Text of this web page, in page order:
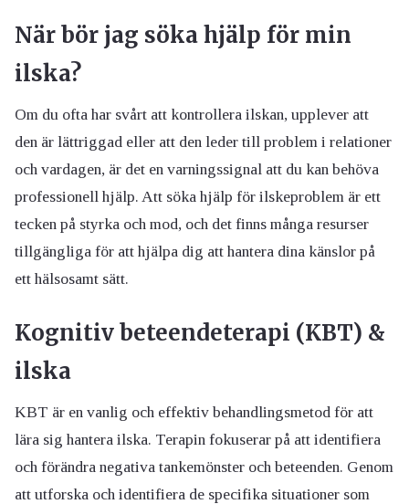
När bör jag söka hjälp för min
ilska?
Om du ofta har svårt att kontrollera ilskan, upplever att
den är lättriggad eller att den leder till problem i relationer
och vardagen, är det en varningssignal att du kan behöva
professionell hjälp. Att söka hjälp för ilskeproblem är ett
tecken på styrka och mod, och det finns många resurser
tillgängliga för att hjälpa dig att hantera dina känslor på
ett hälsosamt sätt.
Kognitiv beteendeterapi (KBT) &
ilska
KBT är en vanlig och effektiv behandlingsmetod för att
lära sig hantera ilska. Terapin fokuserar på att identifiera
och förändra negativa tankemönster och beteenden. Genom
att utforska och identifiera de specifika situationer som